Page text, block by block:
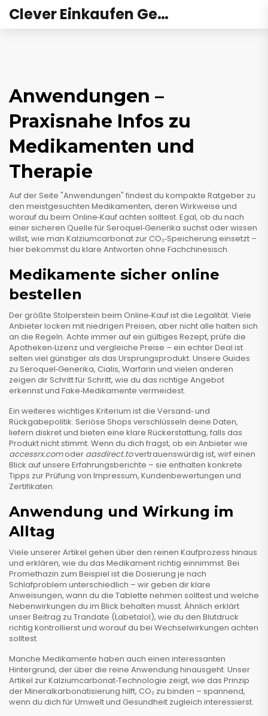
Clever Einkaufen Gesundheit
Anwendungen –
Praxisnahe Infos zu
Medikamenten und
Therapie
Auf der Seite "Anwendungen" findest du kompakte Ratgeber zu
den meistgesuchten Medikamenten, deren Wirkweise und
worauf du beim Online‑Kauf achten solltest. Egal, ob du nach
einer sicheren Quelle für Seroquel‑Generika suchst oder wissen
willst, wie man Kalziumcarbonat zur CO₂‑Speicherung einsetzt –
hier bekommst du klare Antworten ohne Fachchinesisch.
Medikamente sicher online
bestellen
Der größte Stolperstein beim Online‑Kauf ist die Legalität. Viele
Anbieter locken mit niedrigen Preisen, aber nicht alle halten sich
an die Regeln. Achte immer auf ein gültiges Rezept, prüfe die
Apotheken‑Lizenz und vergleiche Preise – ein echter Deal ist
selten viel günstiger als das Ursprungsprodukt. Unsere Guides
zu Seroquel‑Generika, Cialis, Warfarin und vielen anderen
zeigen dir Schritt für Schritt, wie du das richtige Angebot
erkennst und Fake‑Medikamente vermeidest.
Ein weiteres wichtiges Kriterium ist die Versand‑ und
Rückgabepolitik. Seriöse Shops verschlüsseln deine Daten,
liefern diskret und bieten eine klare Rückerstattung, falls das
Produkt nicht stimmt. Wenn du dich fragst, ob ein Anbieter wie
accessrx.comoder aasdirect.tovertrauenswürdig ist, wirf einen
Blick auf unsere Erfahrungsberichte – sie enthalten konkrete
Tipps zur Prüfung von Impressum, Kundenbewertungen und
Zertifikaten.
Anwendung und Wirkung im
Alltag
Viele unserer Artikel gehen über den reinen Kaufprozess hinaus
und erklären, wie du das Medikament richtig einnimmst. Bei
Promethazin zum Beispiel ist die Dosierung je nach
Schlafproblem unterschiedlich – wir geben dir klare
Anweisungen, wann du die Tablette nehmen solltest und welche
Nebenwirkungen du im Blick behalten musst. Ähnlich erklärt
unser Beitrag zu Trandate (Labetalol), wie du den Blutdruck
richtig kontrollierst und worauf du bei Wechselwirkungen achten
solltest.
Manche Medikamente haben auch einen interessanten
Hintergrund, der über die reine Anwendung hinausgeht. Unser
Artikel zur Kalziumcarbonat‑Technologie zeigt, wie das Prinzip
der Mineralkarbonatisierung hilft, CO₂ zu binden – spannend,
wenn du dich für Umwelt und Gesundheit zugleich interessierst.